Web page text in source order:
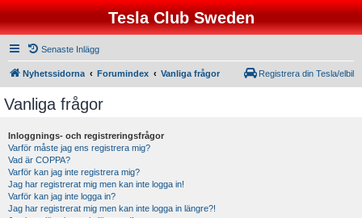
Tesla Club Sweden
Senaste Inlägg
Nyhetssidorna Forumindex Vanliga frågor Registrera din Tesla/elbil
Vanliga frågor
Inloggnings- och registreringsfrågor
Varför måste jag ens registrera mig?
Vad är COPPA?
Varför kan jag inte registrera mig?
Jag har registrerat mig men kan inte logga in!
Varför kan jag inte logga in?
Jag har registrerat mig men kan inte logga in längre?!